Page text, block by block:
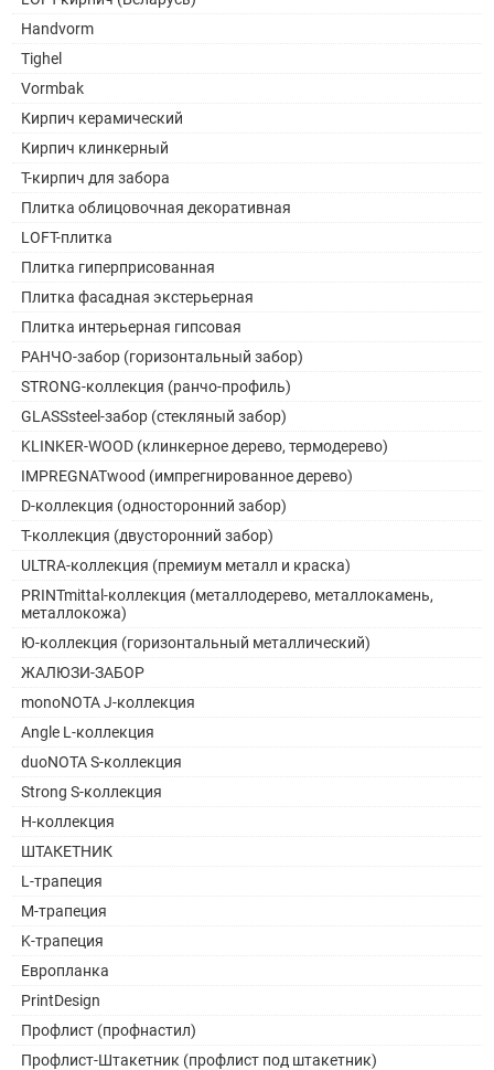
Handvorm
Tighel
Vormbak
Кирпич керамический
Кирпич клинкерный
Т-кирпич для забора
Плитка облицовочная декоративная
LOFT-плитка
Плитка гиперприсованная
Плитка фасадная экстерьерная
Плитка интерьерная гипсовая
РАНЧО-забор (горизонтальный забор)
STRONG-коллекция (ранчо-профиль)
GLASSsteel-забор (стекляный забор)
KLINKER-WOOD (клинкерное дерево, термодерево)
IMPREGNATwood (импрегнированное дерево)
D-коллекция (односторонний забор)
Т-коллекция (двусторонний забор)
ULTRA-коллекция (премиум металл и краска)
PRINTmittal-коллекция (металлодерево, металлокамень,
металлокожа)
Ю-коллекция (горизонтальный металлический)
ЖАЛЮЗИ-ЗАБОР
monoNOTA J-коллекция
Angle L-коллекция
duoNOTA S-коллекция
Strong S-коллекция
H-коллекция
ШТАКЕТНИК
L-трапеция
M-трапеция
K-трапеция
Европланка
PrintDesign
Профлист (профнастил)
Профлист-Штакетник (профлист под штакетник)